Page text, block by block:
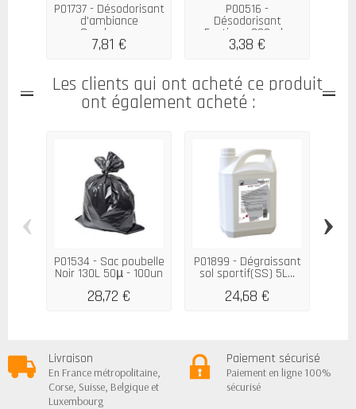
P01737 - Désodorisant
d'ambiance
Cranberry...
7,81 €
P00516 -
Désodorisant
Exotique 300ml...
3,38 €
Les clients qui ont acheté ce produit
ont également acheté :
P01534 - Sac poubelle
Noir 130L 50µ - 100un
28,72 €
P01899 - Dégraissant
sol sportif(SS) 5L...
24,68 €
‹ ›
Livraison
En France métropolitaine,
Corse, Suisse, Belgique et
Luxembourg
Paiement sécurisé
Paiement en ligne 100%
sécurisé